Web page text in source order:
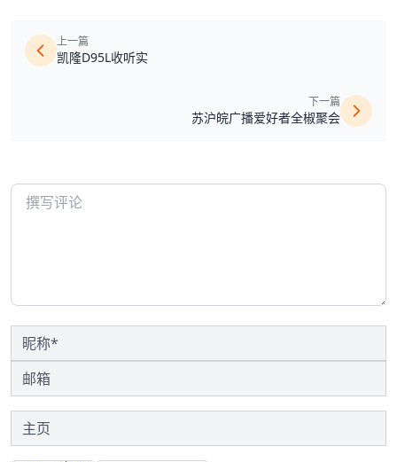
上一篇
凯隆D95L收听实
下一篇
苏沪皖广播爱好者全椒聚会